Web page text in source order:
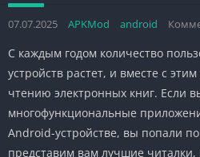
07.07.2025 APKMod android
С каждым годом количество
устройств растет, и вместе с
чтению электронных книг. Если
многофункциональные
Android-устройстве, вы попали
представим вам лучшие